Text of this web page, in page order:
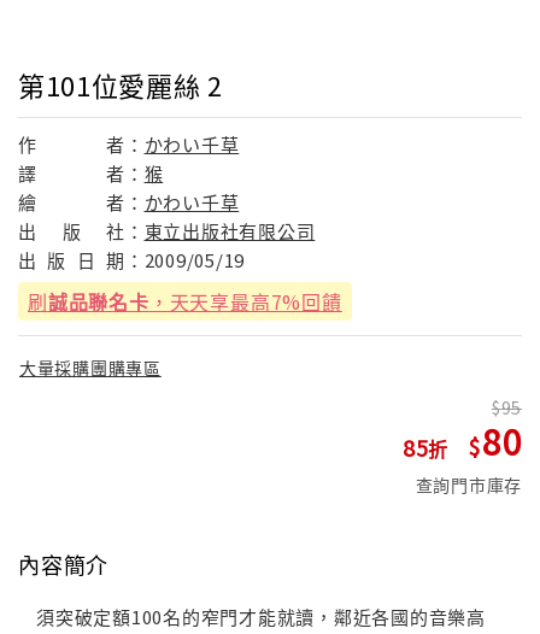
第101位愛麗絲 2
作 者： かわい千草
譯
者： 猴
繪
者： かわい千草
出
版 社： 東立出版社有限公司
出 版 日 期： 2009/05/19
刷誠品聯名卡 ，天天享最高7%回饋
大量採購團購專區
85
95
80
查詢門市庫存
內容簡介
須突破定額100名的窄門才能就讀，鄰近各國的音樂高